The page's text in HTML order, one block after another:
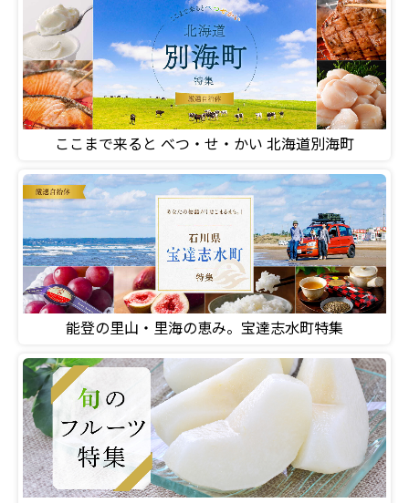
ここまで来ると べつ・せ・かい 北海道別海町
能登の里山・里海の恵み。宝達志水町特集